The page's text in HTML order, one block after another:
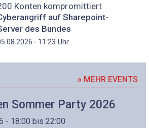
Konten kompromittiert
auf Sharepoint-
des Bundes
- 11:23 Uhr
» MEHR EVENTS
Sommer Party 2026
- 18:00 bis 22:00